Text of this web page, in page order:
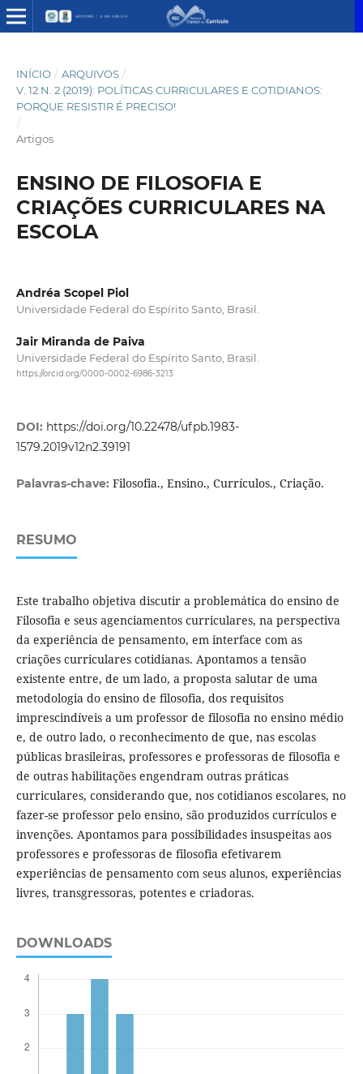
INÍCIO / ARQUIVOS /
V. 12 N. 2 (2019): POLÍTICAS CURRICULARES E COTIDIANOS:
PORQUE RESISTIR É PRECISO!
/
Artigos
ENSINO DE FILOSOFIA E
CRIAÇÕES CURRICULARES NA
ESCOLA
Andréa Scopel Piol
Universidade Federal do Espírito Santo, Brasil.
Jair Miranda de Paiva
Universidade Federal do Espírito Santo, Brasil.
https://orcid.org/0000-0002-6986-3213
DOI: https://doi.org/10.22478/ufpb.1983-
1579.2019v12n2.39191
Palavras-chave: Filosofia., Ensino., Currículos., Criação.
RESUMO
Este trabalho objetiva discutir a problemática do ensino de
Filosofia e seus agenciamentos curriculares, na perspectiva
da experiência de pensamento, em interface com as
criações curriculares cotidianas. Apontamos a tensão
existente entre, de um lado, a proposta salutar de uma
metodologia do ensino de filosofia, dos requisitos
imprescindíveis a um professor de filosofia no ensino médio
e, de outro lado, o reconhecimento de que, nas escolas
públicas brasileiras, professores e professoras de filosofia e
de outras habilitações engendram outras práticas
curriculares, considerando que, nos cotidianos escolares, no
fazer-se professor pelo ensino, são produzidos currículos e
invenções. Apontamos para possibilidades insuspeitas aos
professores e professoras de filosofia efetivarem
experiências de pensamento com seus alunos, experiências
livres, transgressoras, potentes e criadoras.
DOWNLOADS